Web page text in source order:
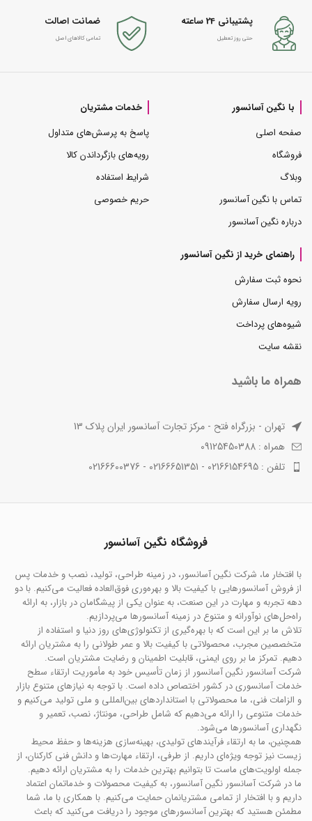
پشتیبانی 24 ساعته
حتی روز تعطیل
ضمانت اصالت
تمامی کالاهای اصل
با نگین آسانسور
صفحه اصلی
فروشگاه
وبلاگ
تماس با نگین آسانسور
درباره نگین آسانسور
خدمات مشتریان
پاسخ به پرسش‌های متداول
رویه‌های بازگرداندن کالا
شرایط استفاده
حریم خصوصی
راهنمای خرید از نگین آسانسور
نحوه ثبت سفارش
رویه ارسال سفارش
شیوه‌های پرداخت
نقشه سایت
همراه ما باشید
تهران - بزرگراه فتح - مرکز تجارت آسانسور ایران پلاک 13
همراه : 09125450388
تلفن : 02166154695 - 02166651351 - 02166600376
فروشگاه نگین آسانسور
با افتخار ما، شرکت نگین آسانسور، در زمینه طراحی، تولید، نصب و خدمات پس
از فروش آسانسورهایی با کیفیت بالا و بهره‌وری فوق‌العاده فعالیت می‌کنیم. با دو
دهه تجربه و مهارت در این صنعت، به عنوان یکی از پیشگامان در بازار، به ارائه
راه‌حل‌های نوآورانه و متنوع در زمینه آسانسورها می‌پردازیم.
تلاش ما بر این است که با بهره‌گیری از تکنولوژی‌های روز دنیا و استفاده از
متخصصین مجرب، محصولاتی با کیفیت بالا و عمر طولانی را به مشتریان ارائه
دهیم. تمرکز ما بر روی ایمنی، قابلیت اطمینان و رضایت مشتریان است.
شرکت آسانسور نگین آسانسور از زمان تأسیس خود به مأموریت ارتقاء سطح
خدمات آسانسوری در کشور اختصاص داده است. با توجه به نیازهای متنوع بازار
و الزامات فنی، ما محصولاتی با استانداردهای بین‌المللی و ملی تولید می‌کنیم و
خدمات متنوعی را ارائه می‌دهیم که شامل طراحی، مونتاژ، نصب، تعمیر و
نگهداری آسانسورها می‌شود.
همچنین، ما به ارتقاء فرآیندهای تولیدی، بهینه‌سازی هزینه‌ها و حفظ محیط
زیست نیز توجه ویژه‌ای داریم. از طرفی، ارتقاء مهارت‌ها و دانش فنی کارکنان، از
جمله اولویت‌های ماست تا بتوانیم بهترین خدمات را به مشتریان ارائه دهیم.
ما در شرکت آسانسور نگین آسانسور، به کیفیت محصولات و خدماتمان اعتماد
داریم و با افتخار از تمامی مشتریانمان حمایت می‌کنیم. با همکاری با ما، شما
مطمئن هستید که بهترین آسانسورهای موجود را دریافت می‌کنید که باعث